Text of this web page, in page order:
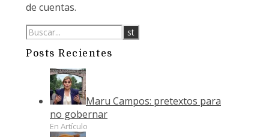
de cuentas.
Posts Recientes
Maru Campos: pretextos para
no gobernar
En Artículo